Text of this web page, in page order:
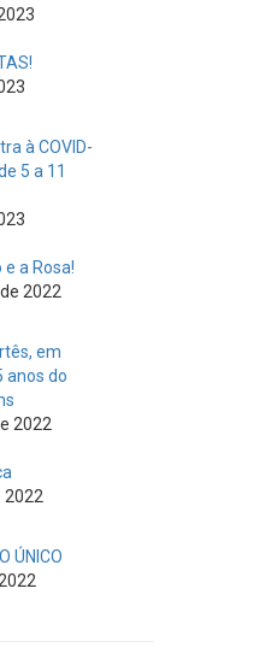
à COVID-
5 a 11
a Rosa!
2022
em
anos do
2022
2022
ÚNICO